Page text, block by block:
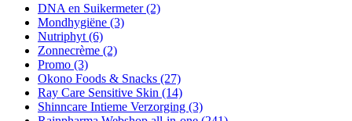
DNA en Suikermeter(2)
Mondhygiëne (3)
Nutriphyt (6)
Zonnecrème (2)
Promo (3)
Okono Foods & Snacks (27)
Ray Care Sensitive Skin (14)
Shinncare Intieme Verzorging (3)